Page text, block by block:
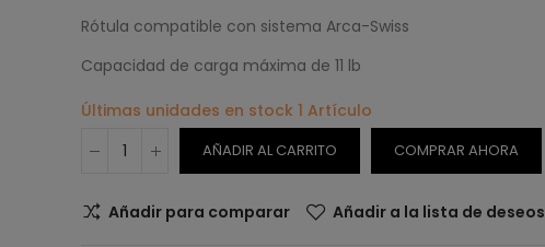
Rótula compatible con sistema Arca-Swiss
Capacidad de carga máxima de 11 lb
Últimas unidades en stock 1 Artículo
AÑADIR AL CARRITO COMPRAR AHORA
Añadir para comparar Añadir a la lista de deseos